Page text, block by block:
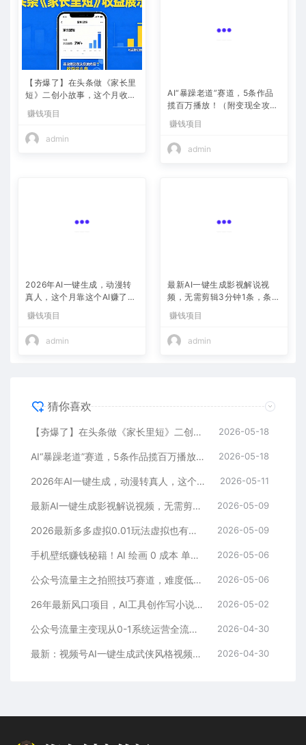
【夯爆了】在头条做《家长里
短》二创小故事，这个月收益
2w+
赚钱项目
admin
AI“暴躁老道”赛道，5条作品
揽百万播放！（附变现全攻
略）
赚钱项目
admin
2026年AI一键生成，动漫转
真人，这个月靠这个AI赚了2
W+
赚钱项目
admin
最新AI一键生成影视解说视
频，无需剪辑3分钟1条，条条
爆款，多平台变现日入2000
+
赚钱项目
admin
猜你喜欢
【夯爆了】在头条做《家长里短》二创小故事，这个月收益2w+ 2026-05-18
AI“暴躁老道”赛道，5条作品揽百万播放！（附变现全攻略） 2026-05-18
2026年AI一键生成，动漫转真人，这个月靠这个AI赚了2W+ 2026-05-11
最新AI一键生成影视解说视频，无需剪辑3分钟1条，条条爆款，多平台变现日入2000+ 2026-05-09
2026最新多多虚拟0.01玩法虚拟也有新门路轻松日入2500! 2026-05-09
手机壁纸赚钱秘籍！AI 绘画 0 成本 单店狂销 3.8 万单 2026-05-06
公众号流量主之拍照技巧赛道，难度低+流量大，起号第一篇就爆了10w阅读！ 2026-05-06
26年最新风口项目，AI工具创作写小说，轻松实现日入1000+ 2026-05-02
公众号流量主变现从0-1系统运营全流程讲解！ 2026-04-30
最新：视频号AI一键生成武侠风格视频，狂撸视频号分成收益，学完轻松日入1000+ 2026-04-30